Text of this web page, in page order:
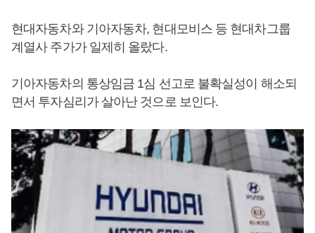
현대자동차와 기아자동차, 현대모비스 등 현대차그룹
계열사 주가가 일제히 올랐다.
기아자동차의 통상임금 1심 선고로 불확실성이 해소되
면서 투자심리가 살아난 것으로 보인다.